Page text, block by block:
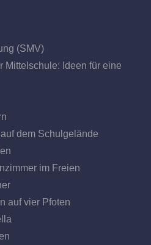
(SMV)
Mittelschule: Ideen für eine
dem Schulgelände
im Freien
auf vier Pfoten